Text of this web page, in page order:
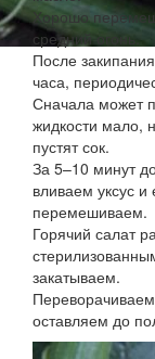
Хорошо
средний огонь.
После
часа,
Сначала может
жидкости мало,
пустят сок.
За 5–10 минут
вливаем уксус
перемешиваем.
Горячий салат
закатываем.
оставляем до